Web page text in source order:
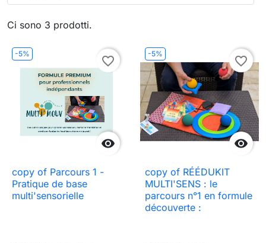
Ci sono 3 prodotti.
-5%

favorite_border
copy of Parcours 1 -
Pratique de base
multi'sensorielle
-5%

favorite_border
copy of RÉÉDUKIT
MULTI'SENS : le
parcours n°1 en formule
découverte :